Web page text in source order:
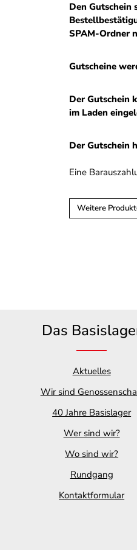
Den Gutschein
SPAM-Ordner
Gutscheine
Der Gutschein
im Laden
Der Gutschein
Eine
Weitere
Das
Aktuelles
Wir sind
40 Jahre Basislager
Wer sind wir?
Wo sind wir?
Rundgang
Kontaktformular